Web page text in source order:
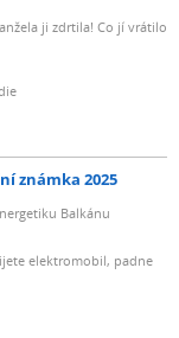
ji zdrtila! Co jí vrátilo
známka 2025
Balkánu
elektromobil, padne